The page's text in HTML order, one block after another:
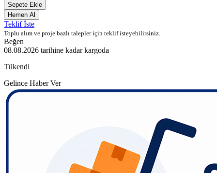
Sepete Ekle
Hemen Al
Teklif İste
Toplu alım ve proje bazlı talepler için teklif isteyebilirsiniz.
Beğen
08.08.2026 tarihine kadar kargoda
Tükendi
Gelince Haber Ver